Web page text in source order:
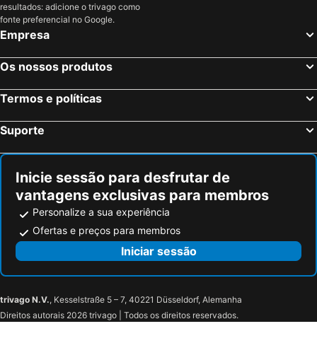
resultados: adicione o trivago como
fonte preferencial no Google.
Empresa
Os nossos produtos
Termos e políticas
Suporte
Inicie sessão para desfrutar de
vantagens exclusivas para membros
Personalize a sua experiência
Ofertas e preços para membros
Iniciar sessão
trivago N.V., Kesselstraße 5 – 7, 40221 Düsseldorf, Alemanha
Direitos autorais 2026 trivago | Todos os direitos reservados.